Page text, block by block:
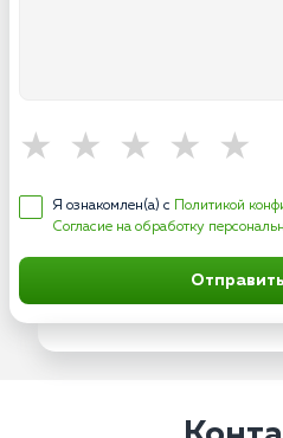
Я ознакомлен(а) с Политикой
Согласие на обработку